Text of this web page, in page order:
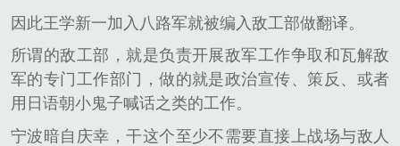
因此王学新一加入八路军就被编入敌工部做翻译。
所谓的敌工部，就是负责开展敌军工作争取和瓦解敌
军的专门工作部门，做的就是政治宣传、策反、或者
用日语朝小鬼子喊话之类的工作。
宁波暗自庆幸，干这个至少不需要直接上战场与敌人